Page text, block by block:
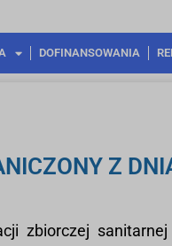
DOFINANSOWANIA
Z
zbiorczej